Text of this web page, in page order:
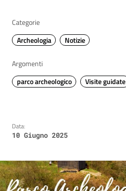
Categorie
Archeologia
Notizie
Argomenti
parco archeologico
Visite guidate
Data:
10 Giugno 2025